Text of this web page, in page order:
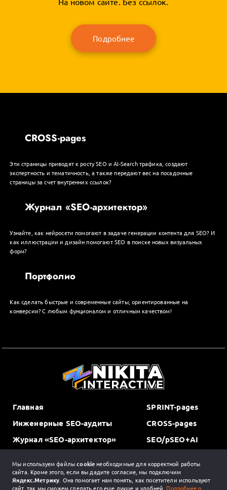
Подробнее
CROSS-pages
Эти страницы приводят к росту SEO и AI-Search трафика, создают
экспертность и тематичность, а также передают вес на посадочные
страницы за счет внутренних ссылок?
Журнал «SEO-архитектор»
Узнайте, как нейросети помогают в задаче генерации контента для SEO? И
как иллюстрации и дизайн помогают SEO в поиске новых визуальных
форм?
Портфолио
Как сделать быстрые и современные сайты, ориентированные на
конверсии? С любым фунционалом и отличным качеством!
Главная
Инженерные SEO-аудиты
Журнал «SEO-архитектор»
SPRINT-pages
CROSS-pages
SEO/pSEO+AI
Обо мне
Мы используем файлыcookieнеобходимые для корректной работы
сайта. Кроме этого, если вы дадите согласие, мы подключим
Яндекс.Метрику. Она помогает нам понять, как посетители используют
сайт, так мы сможем сделать его еще лучше и удобней. Подробнее о